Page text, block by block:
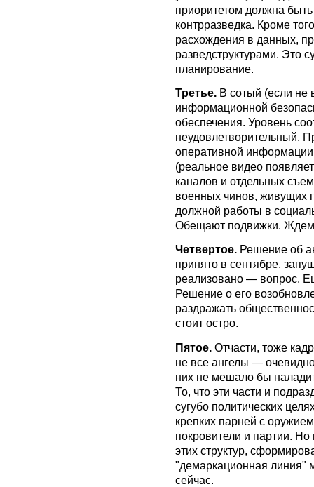
приоритетом должна
контрразведка. Кроме
расхождения в данных,
разведструктурами. Это
планирование.
Третье. В сотый (если не
информационной
обеспечения. Уровень
неудовлетворительный.
оперативной
(реальное видео
каналов и отдельных
военных чинов, живущих
должной работы в
Обещают подвижки.
Четвертое. Решение об
принято в сентябре,
реализовано — вопрос.
Решение о его
раздражать
стоит остро.
Пятое. Отчасти, тоже
не все ангелы —
них не мешало бы
То, что эти части и
сугубо политических
крепких парней с
покровители и партии. Но
этих структур,
"демаркационная линия"
сейчас.